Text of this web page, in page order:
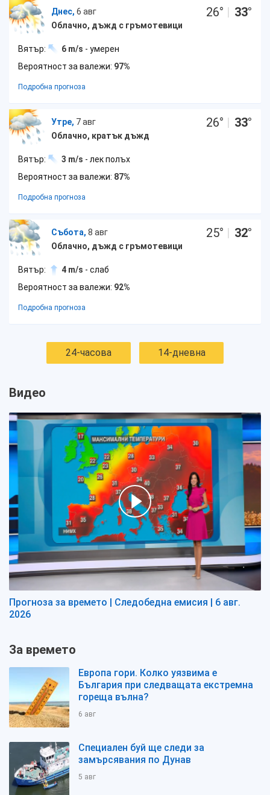
Днес, 6 авг
Облачно, дъжд с гръмотевици
26° | 33°
Вятър: 6 m/s - умерен
Вероятност за валежи: 97%
Подробна прогноза
Утре, 7 авг
Облачно, кратък дъжд
26° | 33°
Вятър: 3 m/s - лек полъх
Вероятност за валежи: 87%
Подробна прогноза
Събота, 8 авг
Облачно, дъжд с гръмотевици
25° | 32°
Вятър: 4 m/s - слаб
Вероятност за валежи: 92%
Подробна прогноза
24-часова 14-дневна
Видео
Прогноза за времето | Следобедна емисия | 6 авг.
2026
За времето
Европа гори. Колко уязвима е
България при следващата екстремна
гореща вълна?
6 авг
Специален буй ще следи за
замърсявания по Дунав
5 авг